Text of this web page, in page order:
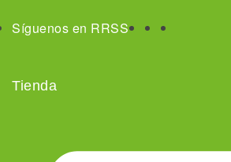
Síguenos en RRSS
Tienda